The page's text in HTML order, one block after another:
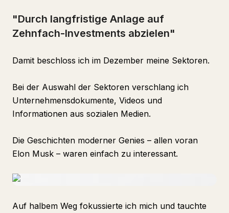
"Durch langfristige Anlage auf
Zehnfach-Investments abzielen"
Damit beschloss ich im Dezember meine Sektoren.
Bei der Auswahl der Sektoren verschlang ich
Unternehmensdokumente, Videos und
Informationen aus sozialen Medien.
Die Geschichten moderner Genies – allen voran
Elon Musk – waren einfach zu interessant.
Auf halbem Weg fokussierte ich mich und tauchte